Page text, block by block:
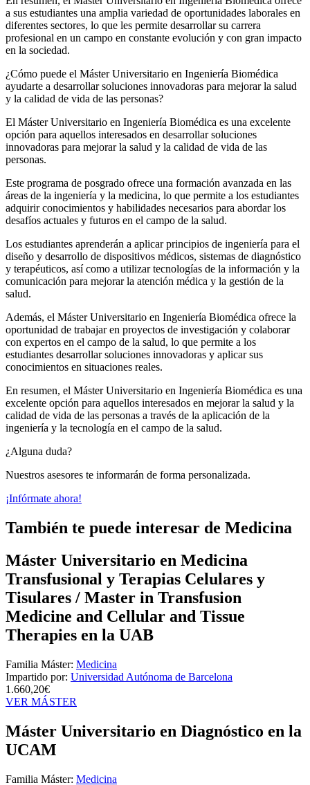
a sus estudiantes una amplia variedad de oportunidades laborales en
diferentes sectores, lo que les permite desarrollar su carrera
profesional en un campo en constante evolución y con gran impacto
en la sociedad.
¿Cómo puede el Máster Universitario en Ingeniería Biomédica
ayudarte a desarrollar soluciones innovadoras para mejorar la salud
y la calidad de vida de las personas?
El Máster Universitario en Ingeniería Biomédica es una excelente
opción para aquellos interesados en desarrollar soluciones
innovadoras para mejorar la salud y la calidad de vida de las
personas.
Este programa de posgrado ofrece una formación avanzada en las
áreas de la ingeniería y la medicina, lo que permite a los estudiantes
adquirir conocimientos y habilidades necesarios para abordar los
desafíos actuales y futuros en el campo de la salud.
Los estudiantes aprenderán a aplicar principios de ingeniería para el
diseño y desarrollo de dispositivos médicos, sistemas de diagnóstico
y terapéuticos, así como a utilizar tecnologías de la información y la
comunicación para mejorar la atención médica y la gestión de la
salud.
Además, el Máster Universitario en Ingeniería Biomédica ofrece la
oportunidad de trabajar en proyectos de investigación y colaborar
con expertos en el campo de la salud, lo que permite a los
estudiantes desarrollar soluciones innovadoras y aplicar sus
conocimientos en situaciones reales.
En resumen, el Máster Universitario en Ingeniería Biomédica es una
excelente opción para aquellos interesados en mejorar la salud y la
calidad de vida de las personas a través de la aplicación de la
ingeniería y la tecnología en el campo de la salud.
¿Alguna duda?
Nuestros asesores te informarán de forma personalizada.
¡Infórmate ahora!
También te puede interesar de Medicina
Máster Universitario en Medicina
Transfusional y Terapias Celulares y
Tisulares / Master in Transfusion
Medicine and Cellular and Tissue
Therapies en la UAB
Familia Máster: Medicina
Impartido por: Universidad Autónoma de Barcelona
1.660,20€
VER MÁSTER
Máster Universitario en Diagnóstico en la
UCAM
Familia Máster: Medicina